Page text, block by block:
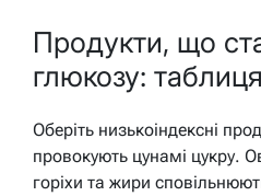
Продукти, що
глюкозу:
Оберіть низькоіндексні
провокують цунамі цукру.
горіхи та жири